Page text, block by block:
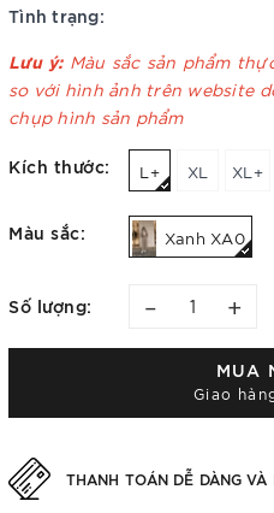
Tình trạng:
Lưu ý: Màu sắc sản phẩm
so với hình ảnh trên website
chụp hình sản phẩm
Kích thước: L+ XL XL+
Màu sắc: Xanh XA0
Số lượng: – +
MUA
Giao
THANH TOÁN DỄ DÀNG VÀ